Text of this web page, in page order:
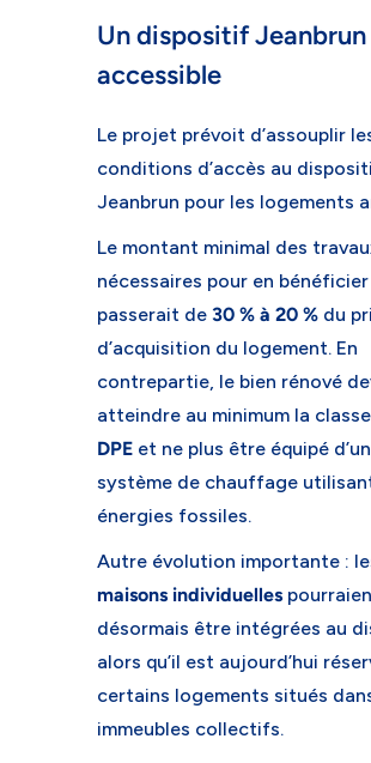
Un dispositif Jeanbrun
accessible
Le projet prévoit d’assouplir
conditions d’accès au
Jeanbrun pour les logements
Le montant minimal des
nécessaires pour en bénéficier
passerait de 30 % à 20 % du
d’acquisition du logement. En
contrepartie, le bien rénové
atteindre au minimum la classe
DPE et ne plus être équipé d’un
système de chauffage
énergies fossiles.
Autre évolution importante :
maisons individuelles
désormais être intégrées au
alors qu’il est aujourd’hui
certains logements situés
immeubles collectifs.